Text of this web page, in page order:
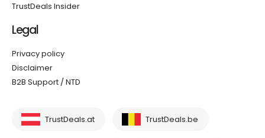
TrustDeals Insider
Legal
Privacy policy
Disclaimer
B2B Support / NTD
TrustDeals.at TrustDeals.be